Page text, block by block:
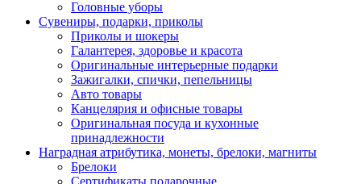
Головные уборы
Сувениры, подарки, приколы
Приколы и шокеры
Галантерея, здоровье и красота
Оригинальные интерьерные подарки
Зажигалки, спички, пепельницы
Авто товары
Канцелярия и офисные товары
Оригинальная посуда и кухонные
принадлежности
Наградная атрибутика, монеты, брелоки, магниты
Брелоки
Сертификаты подарочные